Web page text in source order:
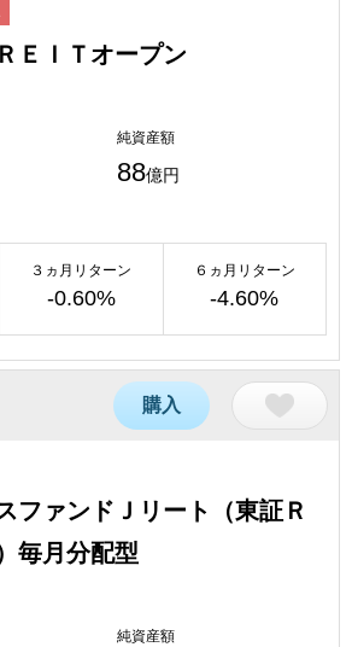
ＥＩＴオープン
純資産額
88億円
３ヵ月リターン
-0.60%
６ヵ月リターン
-4.60%
購入
ファンドＪリート（東証Ｒ
毎月分配型
純資産額